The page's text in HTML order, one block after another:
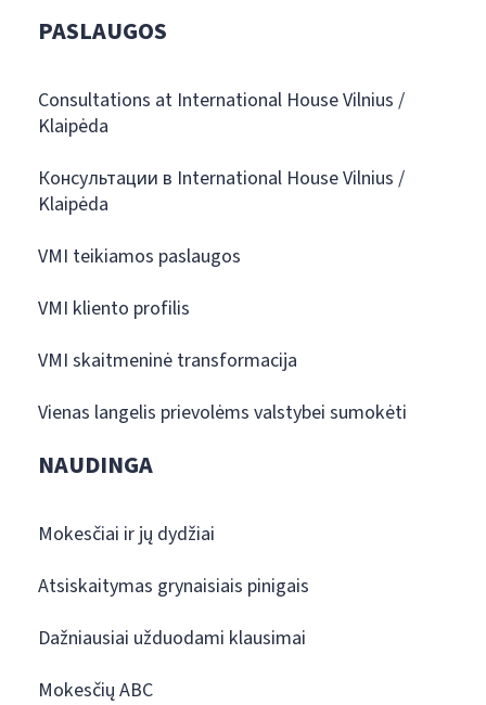
PASLAUGOS
Consultations at International House Vilnius /
Klaipėda
Консультации в International House Vilnius /
Klaipėda
VMI teikiamos paslaugos
VMI kliento profilis
VMI skaitmeninė transformacija
Vienas langelis prievolėms valstybei sumokėti
NAUDINGA
Mokesčiai ir jų dydžiai
Atsiskaitymas grynaisiais pinigais
Dažniausiai užduodami klausimai
Mokesčių ABC